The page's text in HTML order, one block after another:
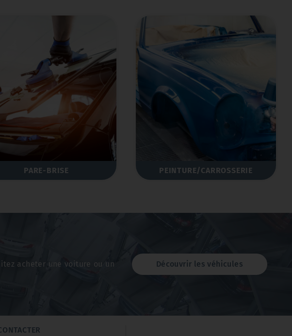
PARE-BRISE PEINTURE/CARROSSERIE
acheter une voiture ou un
Découvrir les véhicules